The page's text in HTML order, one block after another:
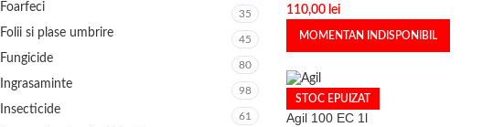
Foarfeci 35
Folii si plase umbrire 45
Fungicide 80
Ingrasaminte 98
Insecticide 61
110,00 lei
MOMENTAN INDISPONIBIL
STOC EPUIZAT
Agil 100 EC 1l